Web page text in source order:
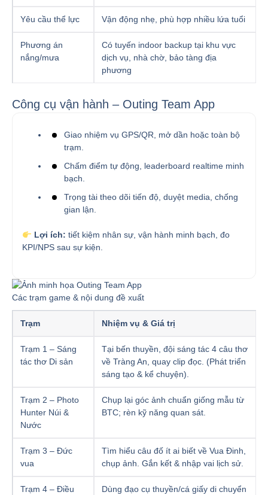
Yêu cầu thể lực Vận động nhẹ, phù hợp nhiều lứa tuổi
Phương án
nắng/mưa
Có tuyến indoor backup tại khu vực
dịch vụ, nhà chờ, bảo tàng địa
phương
Công cụ vận hành – Outing Team App
Giao nhiệm vụ GPS/QR, mở dần hoặc toàn bộ
trạm.
Chấm điểm tự động, leaderboard realtime minh
bạch.
Trọng tài theo dõi tiến độ, duyệt media, chống
gian lận.
Lợi ích: tiết kiệm nhân sự, vận hành minh bạch, đo
KPI/NPS sau sự kiện.
Các trạm game & nội dung đề xuất
Trạm Nhiệm vụ & Giá trị
Trạm 1 – Sáng
tác thơ Di sản
Tại bến thuyền, đội sáng tác 4 câu thơ
về Tràng An, quay clip đọc. (Phát triển
sáng tạo & kể chuyện).
Trạm 2 – Photo
Hunter Núi &
Nước
Chụp lại góc ảnh chuẩn giống mẫu từ
BTC; rèn kỹ năng quan sát.
Trạm 3 – Đức
vua
Tìm hiểu câu đố ít ai biết về Vua Đinh,
chụp ảnh. Gắn kết & nhập vai lịch sử.
Trạm 4 – Điều
Dùng đạo cụ thuyền/cá giấy di chuyển